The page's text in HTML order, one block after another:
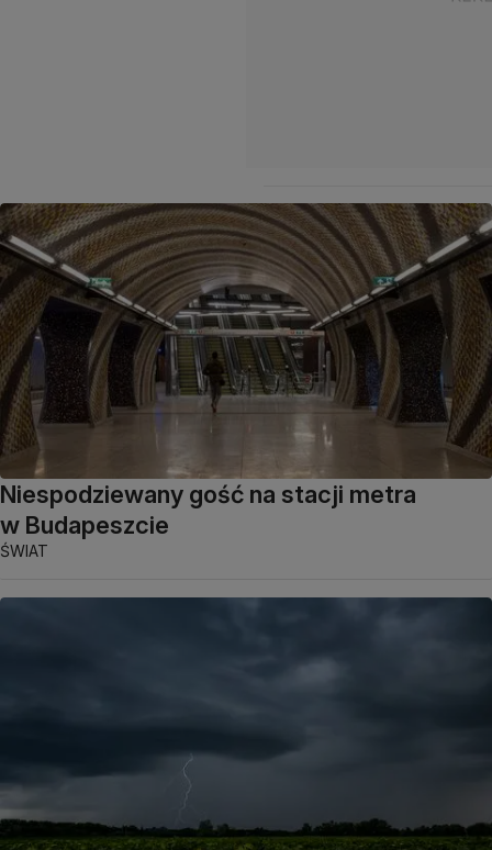
Niespodziewany gość na stacji metra
w Budapeszcie
ŚWIAT